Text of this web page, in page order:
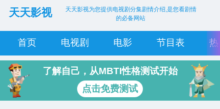
天天影视
天天影视为您提供电视剧分集剧情介绍,是您看剧情
的必备网站
首页 电视剧 电影 节目表
了解自己，从MBTI性格测试开始
点击免费测试